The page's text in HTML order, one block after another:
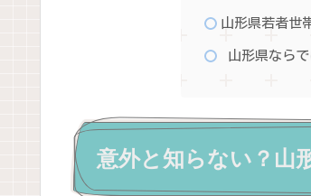
山形県若者世
山形県ならで
意外と知らない？山